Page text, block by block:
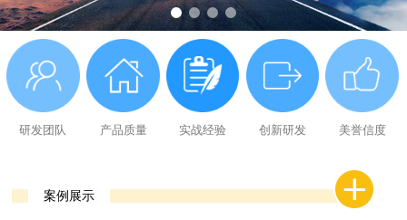
研发团队 产品质量 实战经验 创新研发 美誉信度
案例展示